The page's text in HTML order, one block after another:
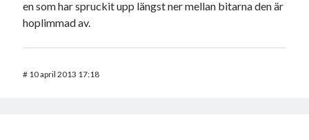
en som har spruckit upp längst ner mellan bitarna den är
hoplimmad av.
# 10 april 2013 17:18